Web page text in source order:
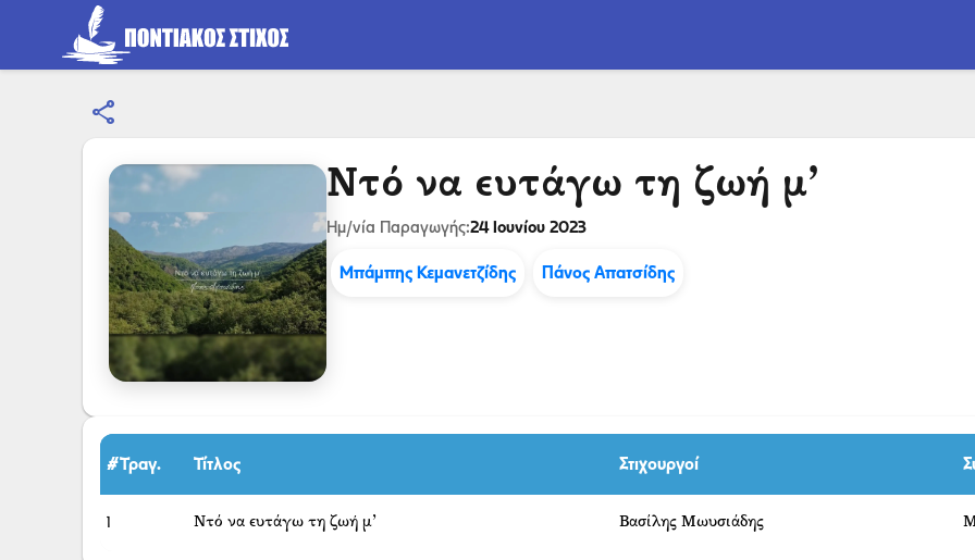
share
Ντό να ευτάγω τη ζωή μ’
Ημ/νία Παραγωγής:24 Ιουνίου 2023
Μπάμπης Κεμανετζίδης Πάνος Απατσίδης
#Τραγ. Τίτλος Στιχουργοί
1 Ντό να ευτάγω τη ζωή μ’ Βασίλης Μωυσιάδης